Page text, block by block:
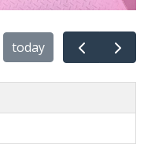
today